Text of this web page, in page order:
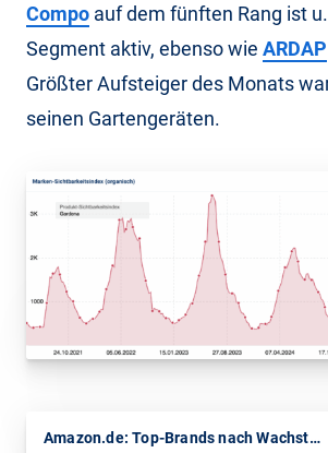
Compo auf dem fünften Rang ist
Segment aktiv, ebenso wie ARDAP
Größter Aufsteiger des Monats
seinen Gartengeräten.
Amazon.de: Top-Brands nach Wachstum bei den Verkäufen April vs. März 2026